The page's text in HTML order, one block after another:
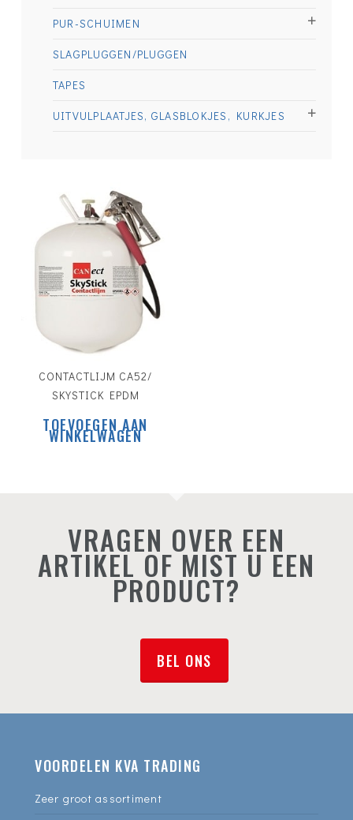
PUR-SCHUIMEN
SLAGPLUGGEN/PLUGGEN
TAPES
UITVULPLAATJES, GLASBLOKJES, KURKJES
€200.00
CONTACTLIJM CA52/
SKYSTICK EPDM
TOEVOEGEN AAN
WINKELWAGEN
VRAGEN OVER EEN
ARTIKEL OF MIST U EEN
PRODUCT?
BEL ONS
VOORDELEN KVA TRADING
Zeer groot assortiment